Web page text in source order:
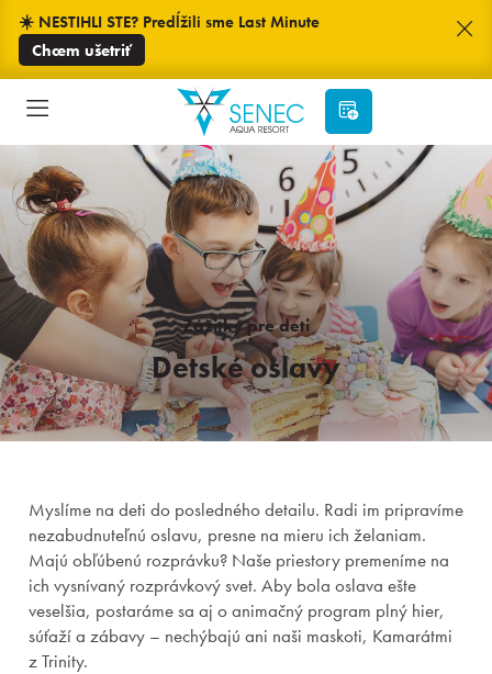
☀️ NESTIHLI STE? Predĺžili sme Last Minute
Chcem ušetriť
Zážitky pre deti
Detské oslavy
Myslíme na deti do posledného detailu. Radi im pripravíme
nezabudnuteľnú oslavu, presne na mieru ich želaniam.
Majú obľúbenú rozprávku? Naše priestory premeníme na
ich vysnívaný rozprávkový svet. Aby bola oslava ešte
veselšia, postaráme sa aj o animačný program plný hier,
súťaží a zábavy – nechýbajú ani naši maskoti, Kamarátmi
z Trinity.